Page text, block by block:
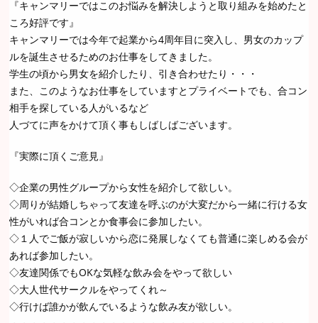
『キャンマリーではこのお悩みを解決しようと取り組みを始めたと
ころ好評です』
キャンマリーでは今年で起業から4周年目に突入し、男女のカップ
ルを誕生させるためのお仕事をしてきました。
学生の頃から男女を紹介したり、引き合わせたり・・・
また、このようなお仕事をしていますとプライベートでも、合コン
相手を探している人がいるなど
人づてに声をかけて頂く事もしばしばございます。
『実際に頂くご意見』
◇企業の男性グループから女性を紹介して欲しい。
◇周りが結婚しちゃって友達を呼ぶのが大変だから一緒に行ける女
性がいれば合コンとか食事会に参加したい。
◇１人でご飯が寂しいから恋に発展しなくても普通に楽しめる会が
あれば参加したい。
◇友達関係でもOKな気軽な飲み会をやって欲しい
◇大人世代サークルをやってくれ～
◇行けば誰かが飲んでいるような飲み友が欲しい。